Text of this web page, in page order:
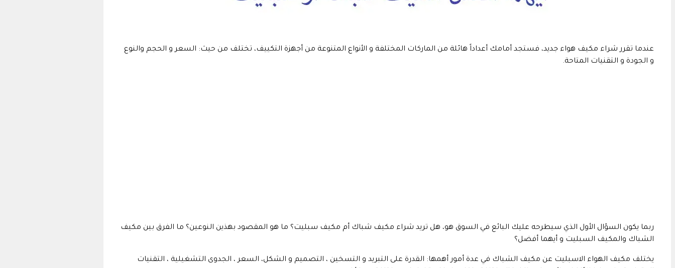
عندما تقرر شراء مكيف هواء جديد، فستجد أمامك أعداداً هائلة من الماركات المختلفة و الأنواع المتنوعة من أجهزة التكييف، تختلف من حيث: السعر و الحجم والنوع
و الجودة و التقنيات المتاحة.
ربما يكون السؤال الأول الذي سيطرحه عليك البائع في السوق هو، هل تريد شراء مكيف شباك أم مكيف سبليت؟ ما هو المقصود بهذين النوعين؟ ما الفرق بين مكيف
الشباك والمكيف السبليت و أيهما أفضل؟
يختلف مكيف الهواء الاسبليت عن مكيف الشباك في عدة أمور أهمها: القدرة على التبريد و التسخين ، التصميم و الشكل، السعر ، الجدوى التشغيلية ، التقنيات